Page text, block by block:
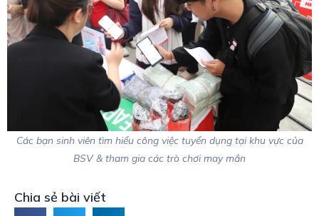
Các bạn sinh viên tìm hiểu công việc tuyển dụng tại khu vực của
BSV & tham gia các trò chơi may mắn
Chia sẻ bài viết